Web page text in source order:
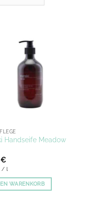
Handseife Meadow
€
/ l
WARENKORB